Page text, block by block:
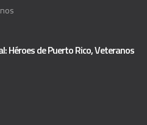
Héroes de Puerto Rico, Veteranos